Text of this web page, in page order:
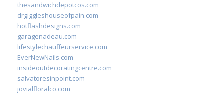
thesandwichdepotcos.com
drgiggleshouseofpain.com
hotflashdesigns.com
garagenadeau.com
lifestylechauffeurservice.com
EverNewNails.com
insideoutdecoratingcentre.com
salvatoresinpoint.com
jovialfloralco.com